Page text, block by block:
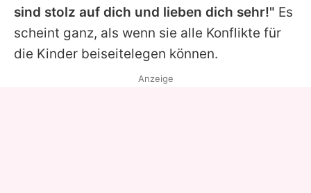
sind stolz auf dich und lieben dich sehr!" Es
scheint ganz, als wenn sie alle Konflikte für
die Kinder beiseitelegen können.
Anzeige